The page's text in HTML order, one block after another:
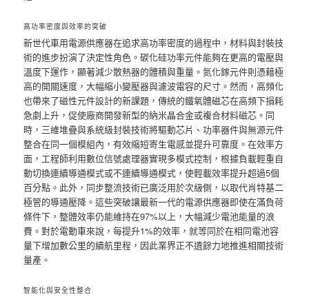
高功率密度與效率的突破
新世代車用電源供應器在追求高功率密度的過程中，材料與封裝技
術的進步扮演了決定性角色。碳化硅功率元件能夠在更高的電壓與
溫度下運作，顯著減少散熱器的體積與重量。氮化鎵元件則憑藉極
高的開關速度，大幅縮小變壓器與濾波電容的尺寸。然而，高頻化
也帶來了磁性元件設計的新課題，傳統的鐵氧體磁芯在高頻下損耗
急劇上升，促使廠商開發新型的納米晶合金或複合材料磁芯。同
時，三維堆疊與系統級封裝技術將驅動芯片、功率器件與無源元件
整合在同一個模組內，有效縮短寄生電感並提升可靠度。在效率方
面，工程師利用數位信號處理器實現多模式控制，根據負載輕重自
動切換連續導通模式或不連續導通模式，使輕載效率提升超過5個
百分點。此外，同步整流技術已廣泛用於次級側，以取代肖特基二
極管的導通壓降。這些突破讓最新一代的電源供應器即使在滿負荷
條件下，整體效率仍能維持在97%以上，大幅減少電池能量的浪
費。對於電動車來說，每提升1%的效率，就等同於在相同電池容
量下增加數公里的續航里程，因此業界正不遺餘力地推進相關技術
量產。
智能化與安全性整合